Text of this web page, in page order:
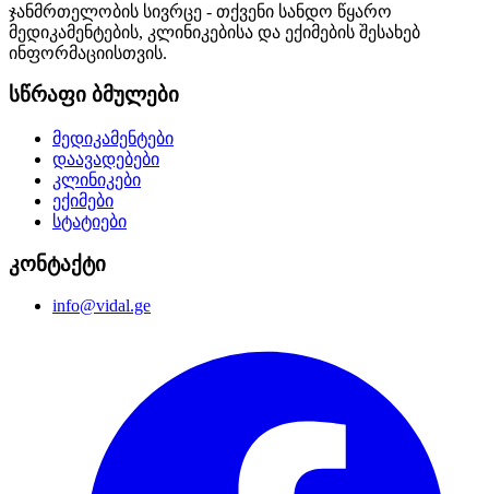
ჯანმრთელობის სივრცე - თქვენი სანდო წყარო
მედიკამენტების, კლინიკებისა და ექიმების შესახებ
ინფორმაციისთვის.
სწრაფი ბმულები
მედიკამენტები
დაავადებები
კლინიკები
ექიმები
სტატიები
კონტაქტი
info@vidal.ge